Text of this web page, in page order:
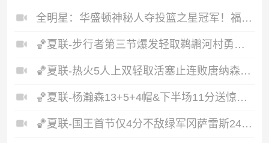
全明星：华盛顿神秘人夺投篮之星冠军！福德夺得三分大赛冠军！
🏀夏联-步行者第三节爆发轻取鹈鹕河村勇辉5+5+12斯劳森22分
🏀夏联-热火5人上双轻取活塞止连败唐纳森20+8+10奥科里27分
🏀夏联-杨瀚森13+5+4帽&下半场11分送惊艳妙传开拓者力克掘金
🏀夏联-国王首节仅4分不敌绿军冈萨雷斯24+10+5塞纳克10+12